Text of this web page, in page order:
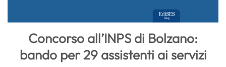
Concorso all’INPS di Bolzano:
bando per 29 assistenti ai servizi